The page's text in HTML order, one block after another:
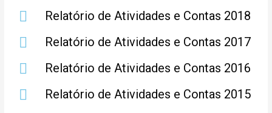
Relatório de Atividades e Contas 2018
Relatório de Atividades e Contas 2017
Relatório de Atividades e Contas 2016
Relatório de Atividades e Contas 2015